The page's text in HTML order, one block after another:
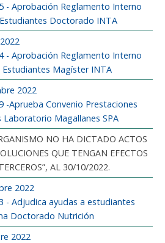
- Aprobación Reglamento Interno
Doctorado INTA
- Aprobación Reglamento Interno
Estudiantes Magíster INTA
2022
-Aprueba Convenio Prestaciones
Laboratorio Magallanes SPA
NO HA DICTADO ACTOS
QUE TENGAN EFECTOS
AL 30/10/2022.
2022
- Adjudica ayudas a estudiantes
Doctorado Nutrición
2022